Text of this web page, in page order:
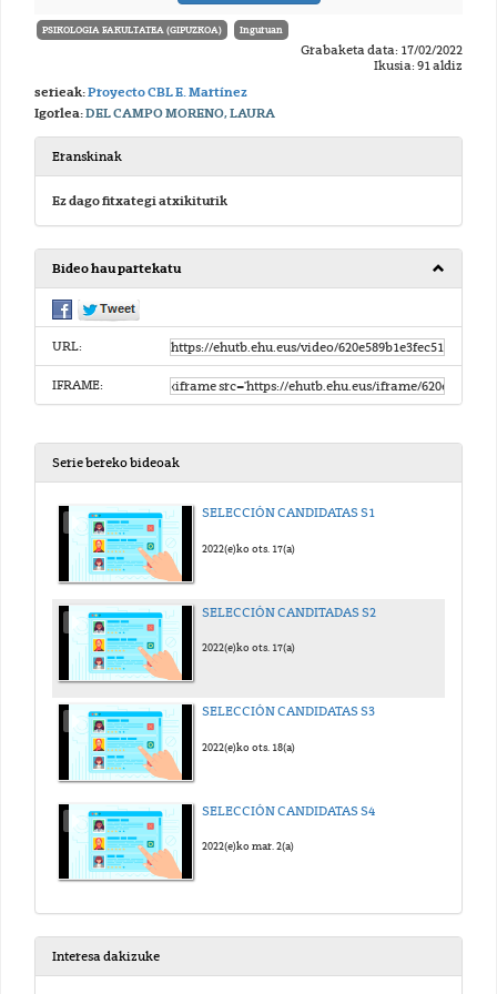
PSIKOLOGIA FAKULTATEA (GIPUZKOA) Inguruan
Grabaketa data: 17/02/2022
Ikusia: 91 aldiz
serieak:Proyecto CBL E. Martínez
Igorlea:DEL CAMPO MORENO, LAURA
Eranskinak
Ez dago fitxategi atxikiturik
Bideo hau partekatu
URL:
IFRAME:
Serie bereko bideoak
SELECCIÓN CANDIDATAS S1
2022(e)ko ots. 17(a)
SELECCIÓN CANDITADAS S2
2022(e)ko ots. 17(a)
SELECCIÓN CANDIDATAS S3
2022(e)ko ots. 18(a)
SELECCIÓN CANDIDATAS S4
2022(e)ko mar. 2(a)
Interesa dakizuke